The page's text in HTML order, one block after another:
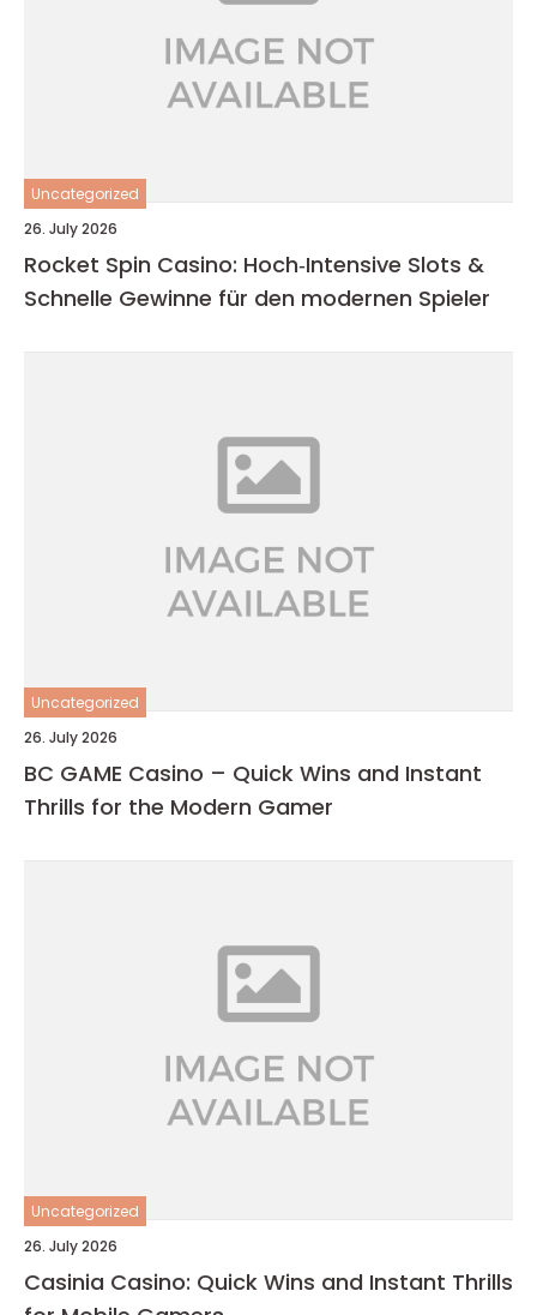
Uncategorized
26. July 2026
Rocket Spin Casino: Hoch‑Intensive Slots &
Schnelle Gewinne für den modernen Spieler
Uncategorized
26. July 2026
BC GAME Casino – Quick Wins and Instant
Thrills for the Modern Gamer
Uncategorized
26. July 2026
Casinia Casino: Quick Wins and Instant Thrills